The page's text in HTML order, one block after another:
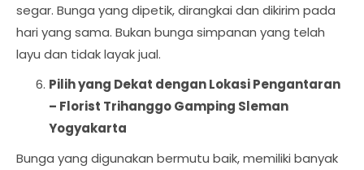
segar. Bunga yang dipetik, dirangkai dan dikirim pada
hari yang sama. Bukan bunga simpanan yang telah
layu dan tidak layak jual.
Pilih yang Dekat dengan Lokasi Pengantaran
– Florist Trihanggo Gamping Sleman
Yogyakarta
Bunga yang digunakan bermutu baik, memiliki banyak